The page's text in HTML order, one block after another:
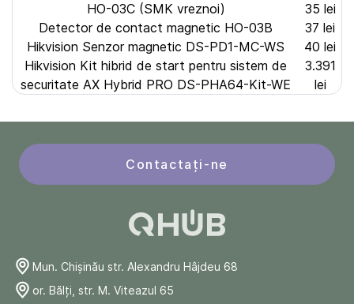
HO-03C (SMK vreznoi)
35 lei
Detector de contact magnetic HO-03B
37 lei
Hikvision Senzor magnetic DS-PD1-MC-WS
40 lei
Hikvision Kit hibrid de start pentru sistem de
securitate AX Hybrid PRO DS-PHA64-Kit-WE
3.391
lei
Contactați-ne
Mun. Chişinău str. Alexandru Hâjdeu 68
or. Bălți, str. M. Viteazul 65